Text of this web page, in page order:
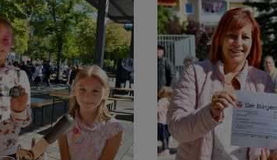
Cookie Laufzeit